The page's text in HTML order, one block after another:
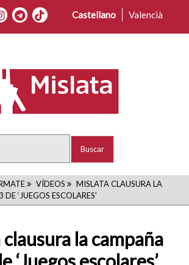
Castellano Valencià
RUTA
DE
NAVEGACIÓN
VÍDEOS
MISLATA CLAUSURA LA
‘JUEGOS ESCOLARES’
la campaña